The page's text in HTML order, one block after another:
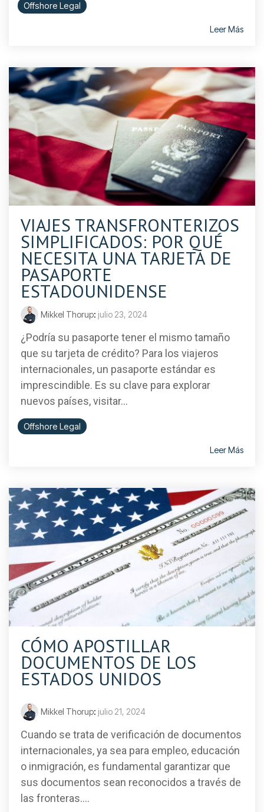
Offshore Legal
Leer Más
VIAJES TRANSFRONTERIZOS
SIMPLIFICADOS: POR QUÉ
NECESITA UNA TARJETA DE
PASAPORTE
ESTADOUNIDENSE
Mikkel Thorup: julio 23, 2024
¿Podría su pasaporte tener el mismo tamaño
que su tarjeta de crédito? Para los viajeros
internacionales, un pasaporte estándar es
imprescindible. Es su clave para explorar
nuevos países, visitar...
Offshore Legal
Leer Más
CÓMO APOSTILLAR
DOCUMENTOS DE LOS
ESTADOS UNIDOS
Mikkel Thorup: julio 21, 2024
Cuando se trata de verificación de documentos
internacionales, ya sea para empleo, educación
o inmigración, es fundamental garantizar que
sus documentos sean reconocidos a través de
las fronteras....